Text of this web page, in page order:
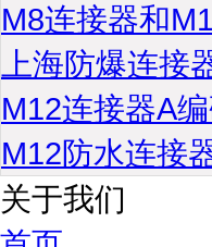
M8连接器和
上海防爆连接
M12连接器A
M12防水连接
关于我们